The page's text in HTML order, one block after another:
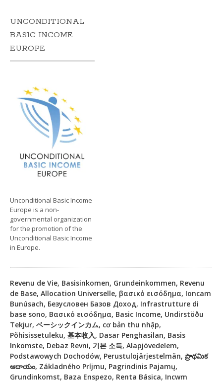
UNCONDITIONAL
BASIC INCOME
EUROPE
Unconditional Basic Income
Europe is a non-
governmental organization
for the promotion of the
Unconditional Basic Income
in Europe.
Revenu de Vie, Basisinkomen, Grundeinkommen, Revenu
de Base, Allocation Universelle, βασικό εισόδημα, Ioncam
Bunúsach, Безусловен Базов Доход, Infrastrutture di
base sono, Βασικό εισόδημα, Basic Income, Undirstöðu
Tekjur, ベーシックインカム, cơ bản thu nhập,
Põhisissetuleku, 基本收入, Dasar Penghasilan, Basis
Inkomste, Debaz Revni, 기본 소득, Alapjövedelem,
Podstawowych Dochodów, Perustulojärjestelmän, ప్రాథమిక
ఆదాయం, Základného Príjmu, Pagrindinis Pajamų,
Grundinkomst, Baza Enspezo, Renta Básica, Incwm